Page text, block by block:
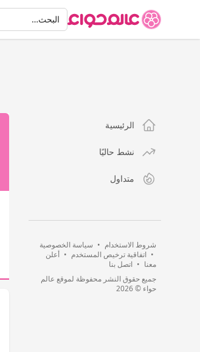
البحثالبحث…
الرئيسية
نشط حاليًا
متداول
شروط الاستخدام • سياسة الخصوصية
• اتفاقية ترخيص المستخدم • أعلن
معنا • اتصل بنا
جميع حقوق النشر محفوظة لموقع عالم
حواء © 2026